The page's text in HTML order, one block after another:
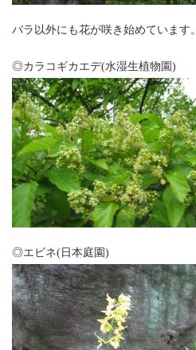
バラ以外にも花が咲き始めています。
◎カラコギカエデ(水湿生植物園)
◎エビネ(日本庭園)